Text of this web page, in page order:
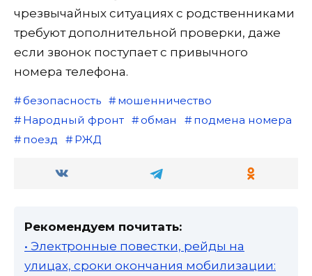
чрезвычайных ситуациях с родственниками
требуют дополнительной проверки, даже
если звонок поступает с привычного
номера телефона.
безопасность
мошенничество
Народный фронт
обман
подмена номера
поезд
РЖД
Рекомендуем почитать:
• Электронные повестки, рейды на
улицах, сроки окончания мобилизации: